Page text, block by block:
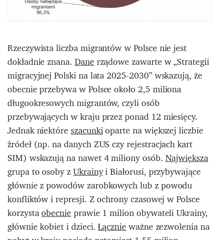
Rzeczywista liczba migrantów w Polsce nie jest
dokładnie znana.Danerządowe zawarte w „Strategii
migracyjnej Polski na lata 2025-2030” wskazują, że
obecnie przebywa w Polsce około 2,5 miliona
długookresowych migrantów, czyli osób
przebywających w kraju przez ponad 12 miesięcy.
Jednak niektóreszacunkioparte na większej liczbie
źródeł (np. na danych ZUS czy rejestracjach kart
SIM) wskazują na nawet 4 miliony osób.​Największa
grupa to osoby zUkrainyi Białorusi, przybywające
głównie z powodów zarobkowych lub z powodu
konfliktów i represji. Z ochrony czasowej w Polsce
korzystaobecnieprawie 1 milion obywateli Ukrainy,
głównie kobiet i dzieci.Łącznieważne zezwolenia na